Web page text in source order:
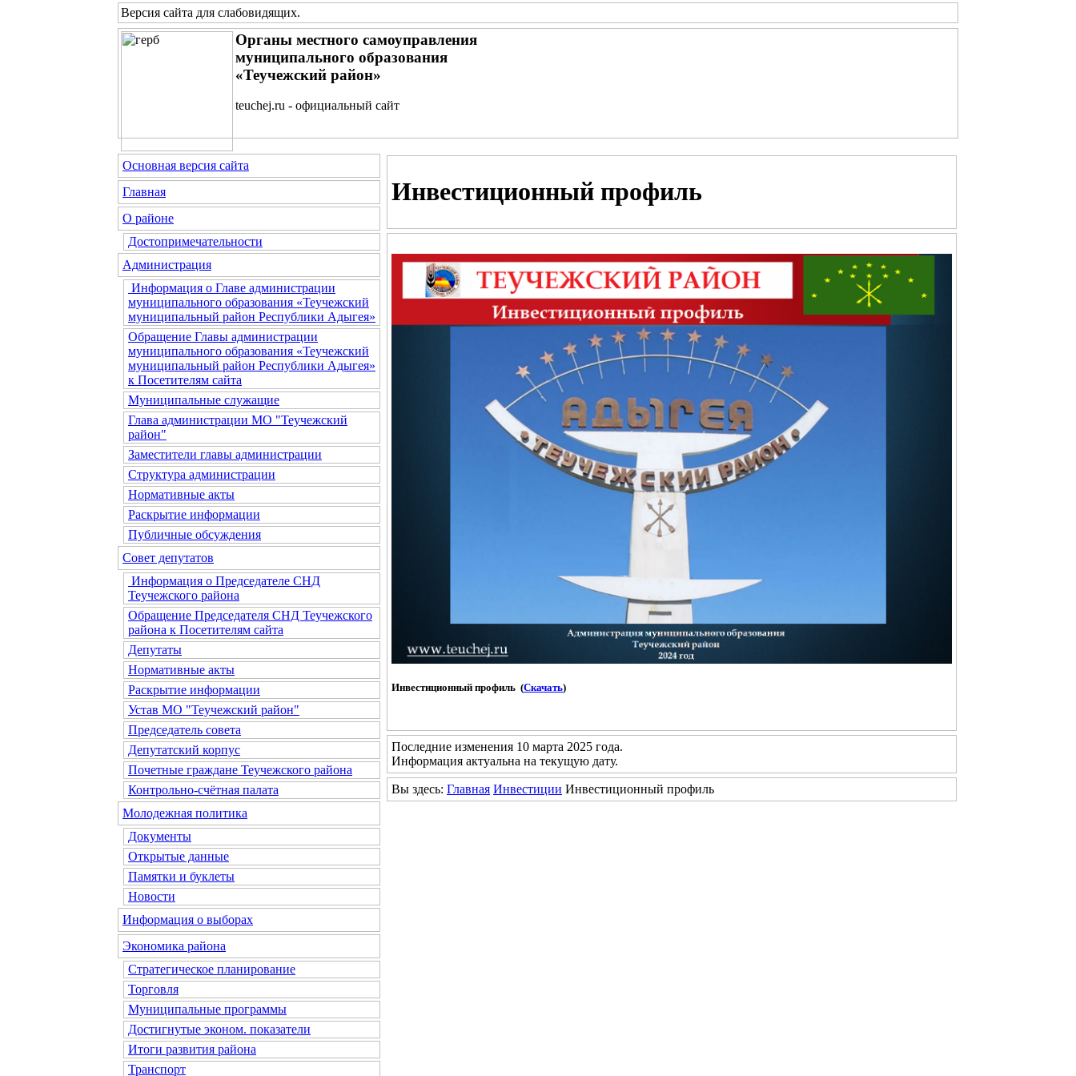
Версия сайта для слабовидящих.
Органы местного самоуправления
муниципального образования
«Теучежский район»
teuchej.ru - официальный сайт
Основная версия сайта
Главная
О районе
Достопримечательности
Администрация
Информация о Главе администрации
муниципального образования «Теучежский
муниципальный район Республики Адыгея»
Обращение Главы администрации
муниципального образования «Теучежский
муниципальный район Республики Адыгея»
к Посетителям сайта
Муниципальные служащие
Глава администрации МО "Теучежский
район"
Заместители главы администрации
Структура администрации
Нормативные акты
Раскрытие информации
Публичные обсуждения
Совет депутатов
Информация о Председателе СНД
Теучежского района
Обращение Председателя СНД Теучежского
района к Посетителям сайта
Депутаты
Нормативные акты
Раскрытие информации
Устав МО "Теучежский район"
Председатель совета
Депутатский корпус
Почетные граждане Теучежского района
Контрольно-счётная палата
Молодежная политика
Документы
Открытые данные
Памятки и буклеты
Новости
Информация о выборах
Экономика района
Стратегическое планирование
Торговля
Муниципальные программы
Достигнутые эконом. показатели
Итоги развития района
Транспорт
Инвестиционный профиль
Инвестиционный профиль (Скачать)
Последние изменения 10 марта 2025 года.
Информация актуальна на текущую дату.
Вы здесь: Главная Инвестиции Инвестиционный профиль